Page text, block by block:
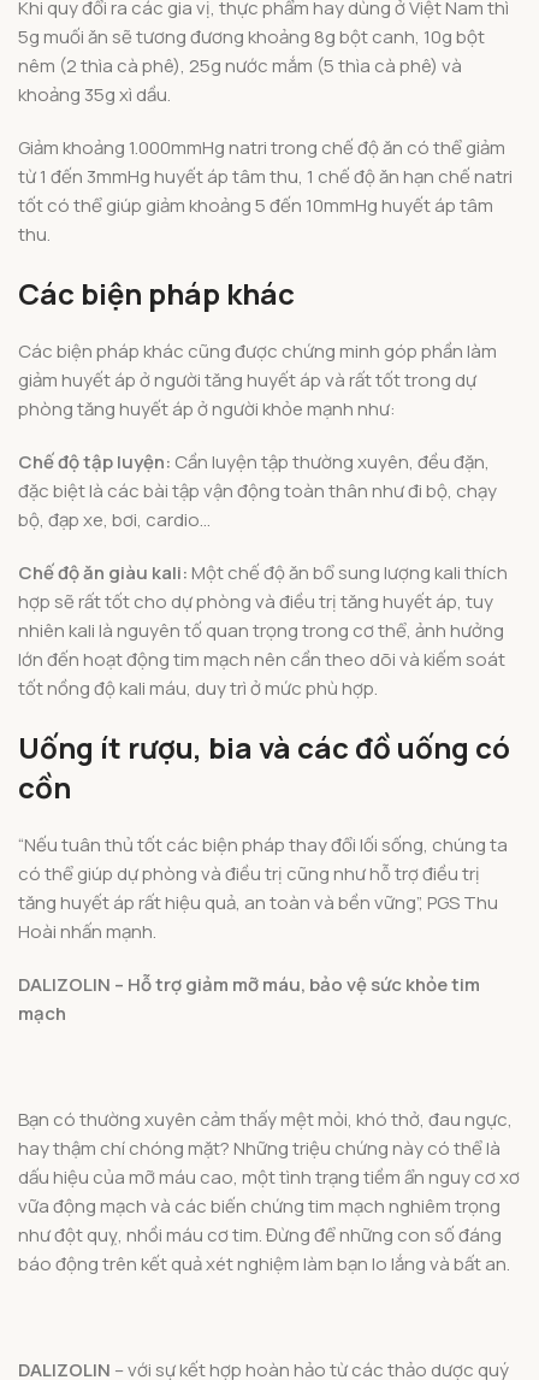
Khi quy đổi ra các gia vị, thực phẩm hay dùng ở Việt Nam thì
5g muối ăn sẽ tương đương khoảng 8g bột canh, 10g bột
nêm (2 thìa cà phê), 25g nước mắm (5 thìa cà phê) và
khoảng 35g xì dầu.
Giảm khoảng 1.000mmHg natri trong chế độ ăn có thể giảm
từ 1 đến 3mmHg huyết áp tâm thu, 1 chế độ ăn hạn chế natri
tốt có thể giúp giảm khoảng 5 đến 10mmHg huyết áp tâm
thu.
Các biện pháp khác
Các biện pháp khác cũng được chứng minh góp phần làm
giảm huyết áp ở người tăng huyết áp và rất tốt trong dự
phòng tăng huyết áp ở người khỏe mạnh như:
Chế độ tập luyện: Cần luyện tập thường xuyên, đều đặn,
đặc biệt là các bài tập vận động toàn thân như đi bộ, chạy
bộ, đạp xe, bơi, cardio…
Chế độ ăn giàu kali: Một chế độ ăn bổ sung lượng kali thích
hợp sẽ rất tốt cho dự phòng và điều trị tăng huyết áp, tuy
nhiên kali là nguyên tố quan trọng trong cơ thể, ảnh hưởng
lớn đến hoạt động tim mạch nên cần theo dõi và kiếm soát
tốt nồng độ kali máu, duy trì ở mức phù hợp.
Uống ít rượu, bia và các đồ uống có
cồn
“Nếu tuân thủ tốt các biện pháp thay đổi lối sống, chúng ta
có thể giúp dự phòng và điều trị cũng như hỗ trợ điều trị
tăng huyết áp rất hiệu quả, an toàn và bền vững”, PGS Thu
Hoài nhấn mạnh.
DALIZOLIN – Hỗ trợ giảm mỡ máu, bảo vệ sức khỏe tim
mạch
Bạn có thường xuyên cảm thấy mệt mỏi, khó thở, đau ngực,
hay thậm chí chóng mặt? Những triệu chứng này có thể là
dấu hiệu của mỡ máu cao, một tình trạng tiềm ẩn nguy cơ xơ
vữa động mạch và các biến chứng tim mạch nghiêm trọng
như đột quỵ, nhồi máu cơ tim. Đừng để những con số đáng
báo động trên kết quả xét nghiệm làm bạn lo lắng và bất an.
DALIZOLIN – với sự kết hợp hoàn hảo từ các thảo dược quý